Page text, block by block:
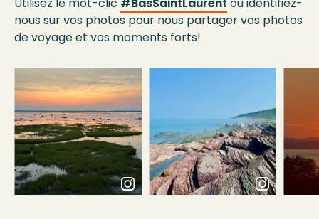
Utilisez le mot-clic #BasSaintLaurent ou identifiez-
nous sur vos photos pour nous partager vos photos
de voyage et vos moments forts!